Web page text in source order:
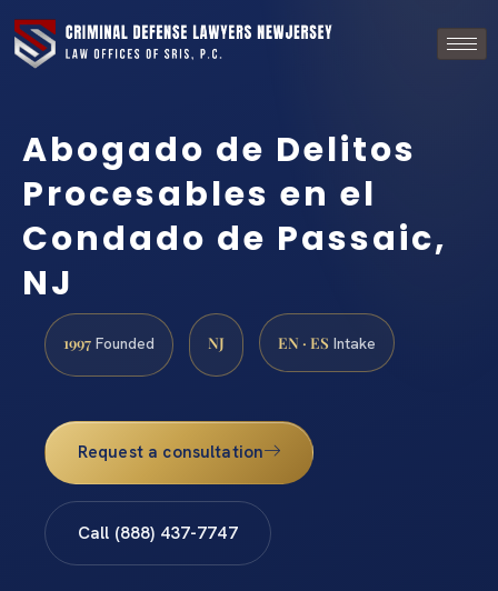
Abogado de Delitos
Procesables en el
Condado de Passaic,
NJ
1997 Founded NJ EN · ES Intake
Request a consultation
Call (888) 437-7747